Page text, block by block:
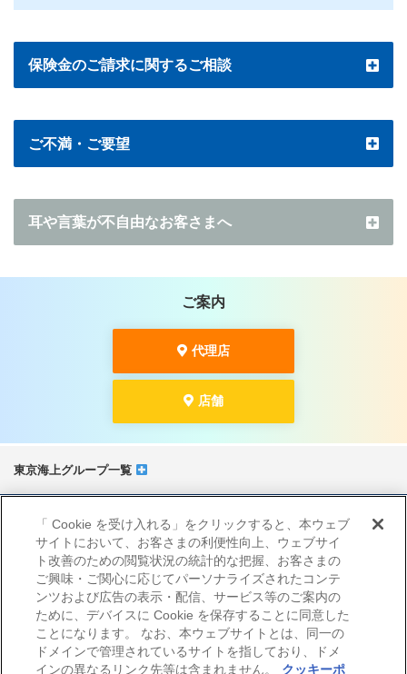
保険金のご請求に関するご相談
ご不満・ご要望
耳や言葉が不自由なお客さまへ
ご案内
代理店
店舗
東京海上グループ一覧
サイトマップ
当サイトのご利用にあたって
勧誘方針
プライバシーポリシー（個人情報のお取扱いについて）
「 Cookie を受け入れる」をクリックすると、本ウェブ
サイトにおいて、お客さまの利便性向上、ウェブサイ
ト改善のための閲覧状況の統計的な把握、お客さまの
ご興味・ご関心に応じてパーソナライズされたコンテ
ンツおよび広告の表示・配信、サービス等のご案内の
ために、デバイスに Cookie を保存することに同意した
ことになります。 なお、本ウェブサイトとは、同一の
ドメインで管理されているサイトを指しており、ドメ
インの異なるリンク先等は含まれません。
クッキーポ